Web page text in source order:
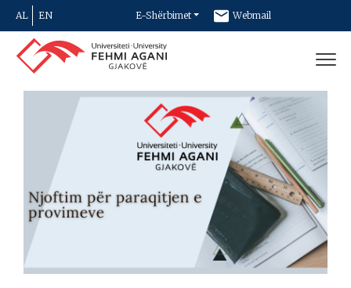
AL EN E-Shërbimet Webmail
Newsletter